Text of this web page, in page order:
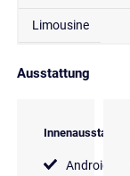
Limousine
Ausstattung
Android